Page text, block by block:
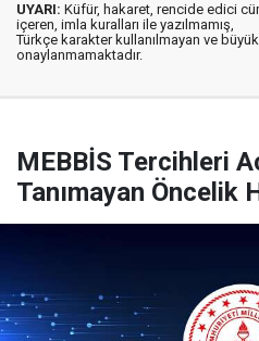
UYARI: Küfür, hakaret, rencide edici
içeren, imla kuralları ile yazılmamış,
Türkçe karakter kullanılmayan ve
onaylanmamaktadır.
MEBBİS Tercihleri
Tanımayan Öncelik